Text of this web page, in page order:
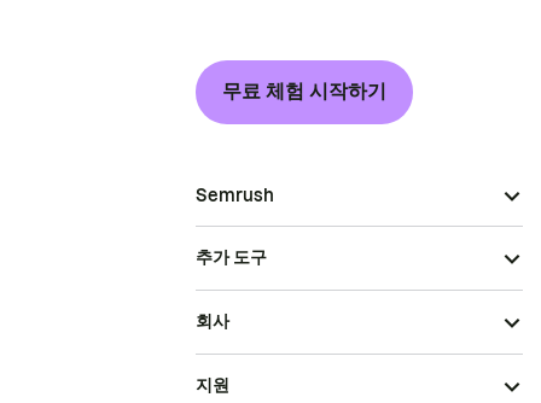
무료 체험 시작하기
Semrush
추가 도구
회사
지원